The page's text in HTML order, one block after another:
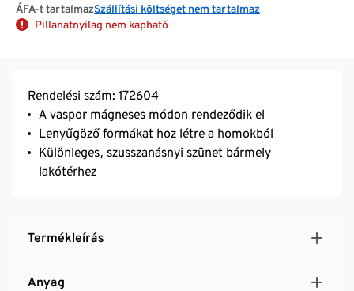
ÁFA-t tartalmazSzállítási költséget nem tartalmaz
Pillanatnyilag nem kapható
Rendelési szám: 172604
A vaspor mágneses módon rendeződik el
Lenyűgöző formákat hoz létre a homokból
Különleges, szusszanásnyi szünet bármely
lakótérhez
Termékleírás
Anyag